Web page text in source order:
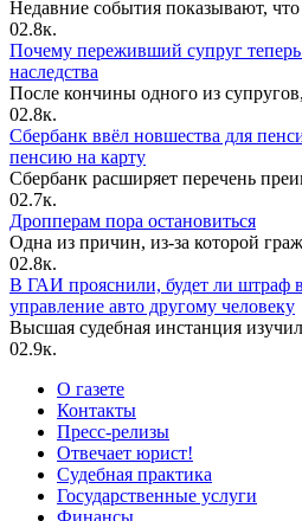
Недавние события показывают, что
02.8к.
Почему переживший супруг
наследства
После кончины одного из
02.8к.
Сбербанк ввёл новшества для
пенсию на карту
Сбербанк расширяет перечень
02.7к.
Дропперам пора остановиться
Одна из причин, из-за которой
02.8к.
В ГАИ прояснили, будет ли штраф
управление авто другому человеку
Высшая судебная инстанция
02.9к.
О газете
Контакты
Пресс-релизы
Отвечает юрист!
Судебная практика
Государственные услуги